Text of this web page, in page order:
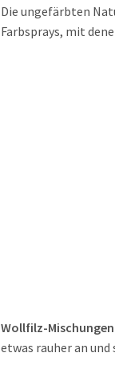
Die ungefärbten
Farbsprays, mit
Wollfilz-
etwas rauher an